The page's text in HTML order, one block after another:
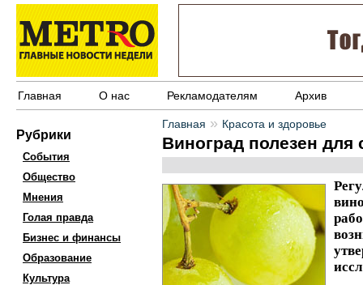
Главная О нас Рекламодателям Архив
Рубрики
События
Общество
Мнения
Голая правда
Бизнес и финансы
Образование
Культура
Главная » Красота и здоровье
Виноград полезен для